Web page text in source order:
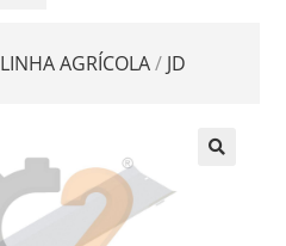
LINHA AGRÍCOLA/ JD